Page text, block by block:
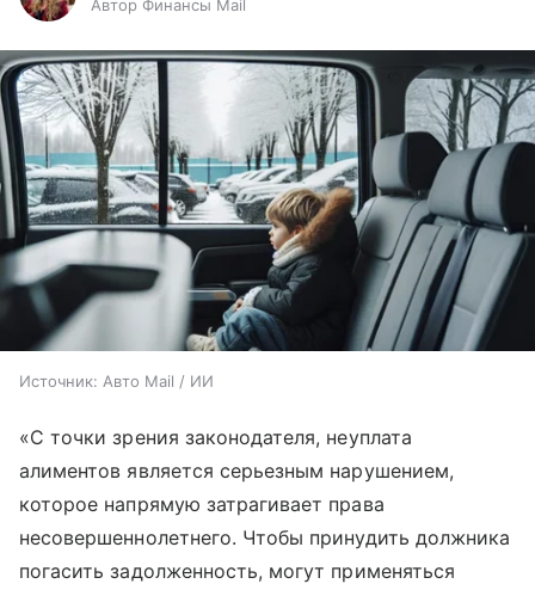
Автор Финансы Mail
Источник: Авто Mail / ИИ
«С точки зрения законодателя, неуплата
алиментов является серьезным нарушением,
которое напрямую затрагивает права
несовершеннолетнего. Чтобы принудить должника
погасить задолженность, могут применяться